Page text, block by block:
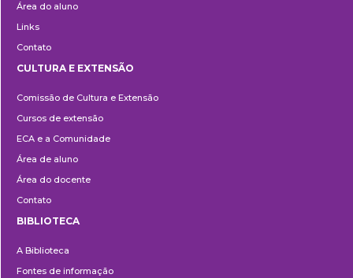
Área do aluno
Links
Contato
e
Extensão
CULTURA E EXTENSÃO
Comissão de Cultura e Extensão
Cursos de extensão
ECA e a Comunidade
Área de aluno
Área do docente
Contato
BIBLIOTECA
A Biblioteca
Fontes de informação